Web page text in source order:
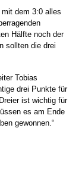
dem 3:0 alles
Hälfte noch der
sollten die drei
Tobias
drei Punkte für
ist wichtig für
es am Ende
gewonnen.“